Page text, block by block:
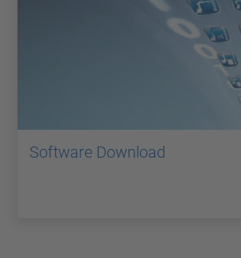
Software Download